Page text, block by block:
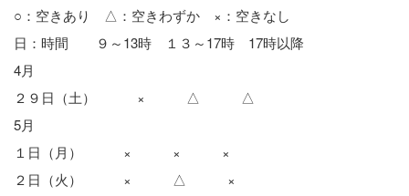
○：空きあり △：空きわずか ×：空きなし
日：時間 ９～13時 １３～17時 17時以降
4月
２９日（土） × △ △
5月
１日（月） × × ×
２日（火） × △ ×